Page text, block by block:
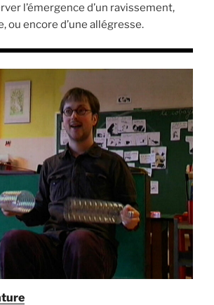
l’émergence d’un ravissement,
ou encore d’une allégresse.